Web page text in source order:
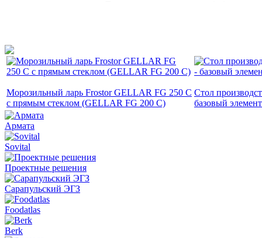
Морозильный ларь Frostor GELLAR FG 250 C
с прямым стеклом (GELLAR FG 200 C)
Стол
базовый элемент
Армата
Sovital
Проектные решения
Сарапульский ЭГЗ
Foodatlas
Berk